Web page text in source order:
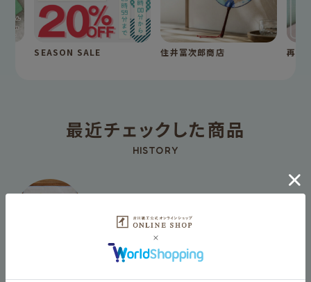
SEASON SALE 住井冨次郎商店 再入
最近チェックした商品
HISTORY